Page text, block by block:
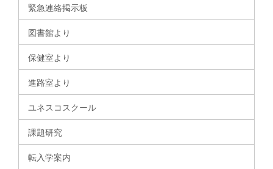
緊急連絡掲示板
図書館より
保健室より
進路室より
ユネスコスクール
課題研究
転入学案内